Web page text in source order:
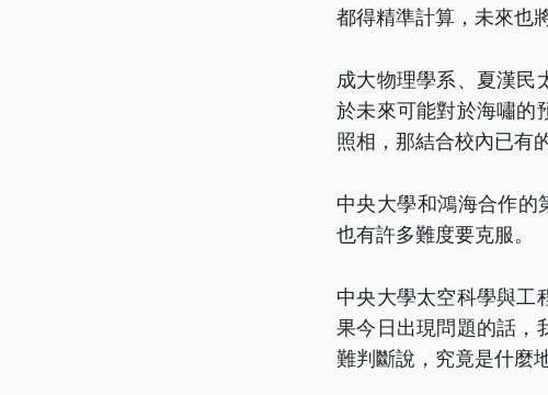
都得精準計算，未來也
成大物理學系、夏漢民
於未來可能對於海嘯的
照相，那結合校內已有
中央大學和鴻海合作的
也有許多難度要克服。
中央大學太空科學與工
果今日出現問題的話，
難判斷說，究竟是什麼